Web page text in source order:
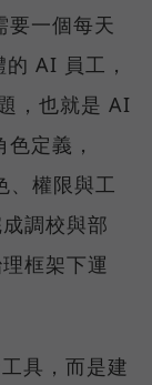
要一個每天
AI 員工，
，也就是 AI
定義，
、權限與工
調校與部
框架下運
具，而是建